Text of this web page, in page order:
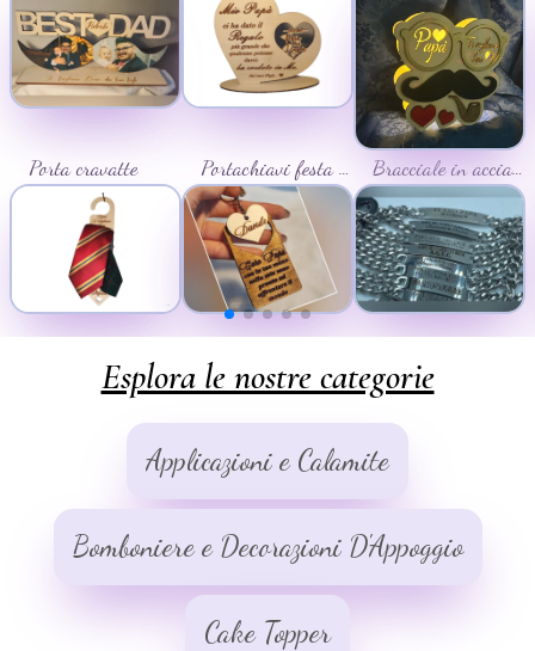
Porta cravatte Portachiavi festa del papà Bracciale in acciaio inciso
Esplora le nostre categorie
Applicazioni e Calamite
Bomboniere e Decorazioni D'Appoggio
Cake Topper